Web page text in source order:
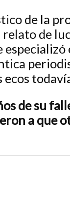
de la
relato de
de su
a que